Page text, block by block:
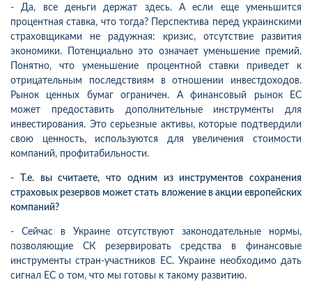
- Да, все деньги держат здесь. А если еще уменьшится
процентная ставка, что тогда? Перспектива перед украинскими
страховщиками не радужная: кризис, отсутствие развития
экономики. Потенциально это означает уменьшение премий.
Понятно, что уменьшение процентной ставки приведет к
отрицательным последствиям в отношении инвестдоходов.
Рынок ценных бумаг ограничен. А финансовый рынок ЕС
может предоставить дополнительные инструменты для
инвестирования. Это серьезные активы, которые подтвердили
свою ценность, используются для увеличения стоимости
компаний, профитабильности.
- Т.е. вы считаете, что одним из инструментов сохранения
страховых резервов может стать вложение в акции европейских
компаний?
- Сейчас в Украине отсутствуют законодательные нормы,
позволяющие СК резервировать средства в финансовые
инструменты стран-участников ЕС. Украине необходимо дать
сигнал ЕС о том, что мы готовы к такому развитию.